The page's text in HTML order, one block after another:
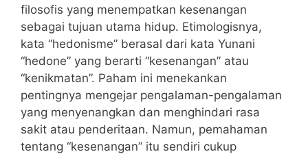
filosofis yang menempatkan kesenangan
sebagai tujuan utama hidup. Etimologisnya,
kata “hedonisme” berasal dari kata Yunani
“hedone” yang berarti “kesenangan” atau
“kenikmatan”. Paham ini menekankan
pentingnya mengejar pengalaman-pengalaman
yang menyenangkan dan menghindari rasa
sakit atau penderitaan. Namun, pemahaman
tentang “kesenangan” itu sendiri cukup